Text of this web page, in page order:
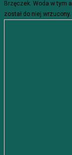
Brzęczek. Woda w tym
został do niej wrzucony.